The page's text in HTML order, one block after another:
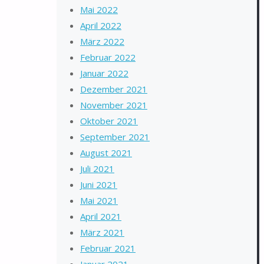
Mai 2022
April 2022
März 2022
Februar 2022
Januar 2022
Dezember 2021
November 2021
Oktober 2021
September 2021
August 2021
Juli 2021
Juni 2021
Mai 2021
April 2021
März 2021
Februar 2021